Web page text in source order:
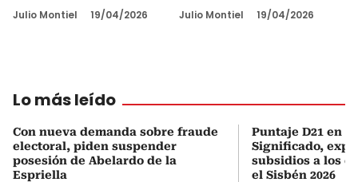
Julio Montiel 19/04/2026 Julio Montiel 19/04/2026
Lo más leído
Con nueva demanda sobre fraude
electoral, piden suspender
posesión de Abelardo de la
Espriella
Puntaje D21 en
Significado,
subsidios a los
el Sisbén 2026